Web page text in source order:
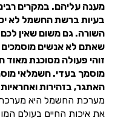
מענה עליהם. במקרים
בעיות ברשת החשמל לא
השורה. גם משום שאין לכם
שאתם לא אנשים
זוהי פעולה מסוכנת מאוד
מוסמך בעדי. חשמלאי
האתגר, בזהירות
מערכת החשמל היא מערכת
את איכות החיים בעולם